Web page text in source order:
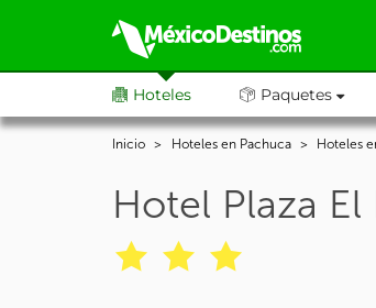
Hoteles Paquetes
Inicio Hoteles en Pachuca Hoteles
Hotel Plaza